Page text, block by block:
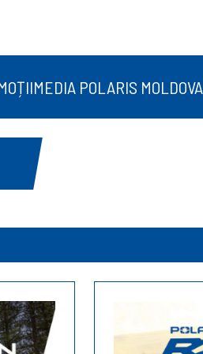
MEDIA POLARIS MOLDOVA